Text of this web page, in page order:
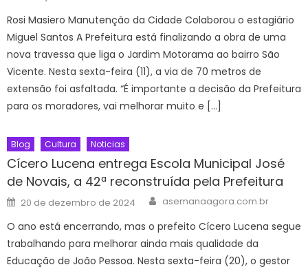
Rosi Masiero Manutenção da Cidade Colaborou o estagiário
Miguel Santos A Prefeitura está finalizando a obra de uma
nova travessa que liga o Jardim Motorama ao bairro São
Vicente. Nesta sexta-feira (11), a via de 70 metros de
extensão foi asfaltada. “É importante a decisão da Prefeitura
para os moradores, vai melhorar muito e […]
Blog Cultura Noticias
Cícero Lucena entrega Escola Municipal José
de Novais, a 42ª reconstruída pela Prefeitura
Posted
on
20 de dezembro de 2024 Author
asemanaagora.com.br
O ano está encerrando, mas o prefeito Cícero Lucena segue
trabalhando para melhorar ainda mais qualidade da
Educação de João Pessoa. Nesta sexta-feira (20), o gestor